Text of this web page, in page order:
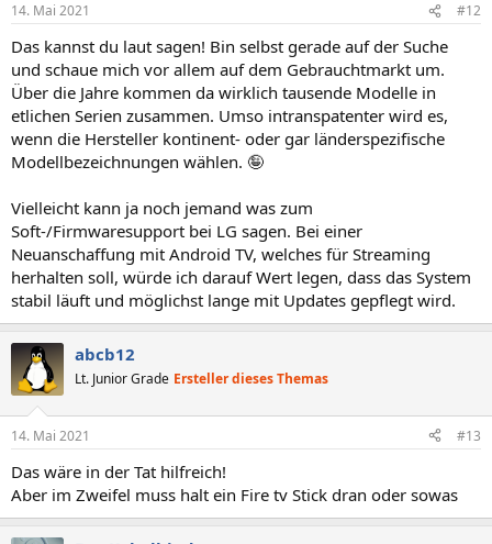
14. Mai 2021 #12
Das kannst du laut sagen! Bin selbst gerade auf der Suche
und schaue mich vor allem auf dem Gebrauchtmarkt um.
Über die Jahre kommen da wirklich tausende Modelle in
etlichen Serien zusammen. Umso intranspatenter wird es,
wenn die Hersteller kontinent- oder gar länderspezifische
Modellbezeichnungen wählen. 🤪
Vielleicht kann ja noch jemand was zum
Soft-/Firmwaresupport bei LG sagen. Bei einer
Neuanschaffung mit Android TV, welches für Streaming
herhalten soll, würde ich darauf Wert legen, dass das System
stabil läuft und möglichst lange mit Updates gepflegt wird.
abcb12
Lt. Junior Grade Ersteller dieses Themas
14. Mai 2021 #13
Das wäre in der Tat hilfreich!
Aber im Zweifel muss halt ein Fire tv Stick dran oder sowas